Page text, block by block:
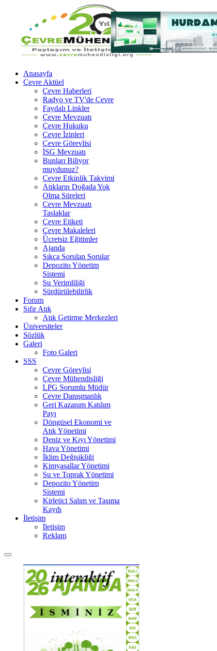
Anasayfa
Çevre Aktüel
Çevre Haberleri
Radyo ve TV'de Çevre
Faydalı Linkler
Çevre Mevzuatı
Çevre Hukuku
Çevre İzinleri
Çevre Görevlisi
İSG Mevzuatı
Bunları Biliyor
muydunuz?
Çevre Etkinlik Takvimi
Atıkların Doğada Yok
Olma Süreleri
Çevre Mevzuatı
Taslaklar
Çevre Etiketi
Çevre Makaleleri
Ücretsiz Eğitimler
Ajanda
Sıkça Sorulan Sorular
Depozito Yönetim
Sistemi
Su Verimliliği
Sürdürülebilirlik
Forum
Sıfır Atık
Atık Getirme Merkezleri
Üniversiteler
Sözlük
Galeri
Foto Galeri
SSS
Çevre Görevlisi
Çevre Mühendisliği
LPG Sorumlu Müdür
Çevre Danışmanlık
Geri Kazanım Katılım
Payı
Döngüsel Ekonomi ve
Atık Yönetimi
Deniz ve Kıyı Yönetimi
Hava Yönetimi
İklim Değişikliği
Kimyasallar Yönetimi
Su ve Toprak Yönetimi
Depozito Yönetim
Sistemi
Kirletici Salım ve Taşıma
Kaydı
İletişim
İletişim
Reklam